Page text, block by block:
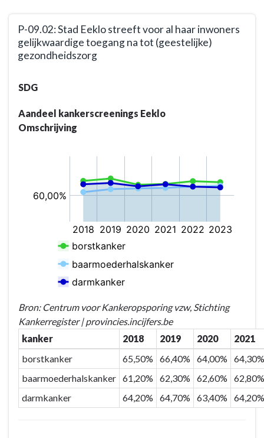
P-09.02: Stad Eeklo streeft voor al haar inwoners
gelijkwaardige toegang na tot (geestelijke)
gezondheidszorg
naar
BD-
kwaliteitsvolle
voorzieningen
alle
kansen
geven
inwoners
SDG
Aandeel kankerscreenings Eeklo
Omschrijving
Bron: Centrum voor Kankeropsporing vzw, Stichting
Kankerregister | provincies.incijfers.be
kanker
2018 2019 2020
2021
borstkanker
65,50% 66,40% 64,00%
64,30%
baarmoederhalskanker 61,20% 62,30% 62,60%
62,80%
darmkanker
64,20% 64,70% 63,40% 64,20%